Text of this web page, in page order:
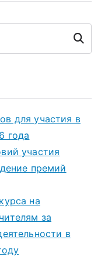
Поиск
для участия в
года
участия
премий
на
за
в